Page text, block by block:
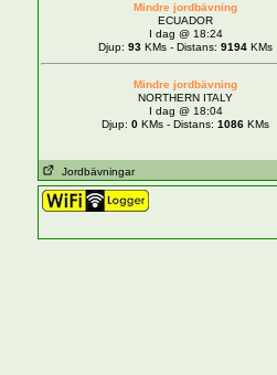
Mindre jordbävning
ECUADOR
I dag @ 18:24
Djup: 93 KMs - Distans: 9194 KMs
Mindre jordbävning
NORTHERN ITALY
I dag @ 18:04
Djup: 0 KMs - Distans: 1086 KMs
Jordbävningar